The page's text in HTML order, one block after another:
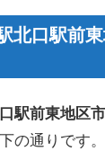
北口駅前
駅前東地区
の通りです。